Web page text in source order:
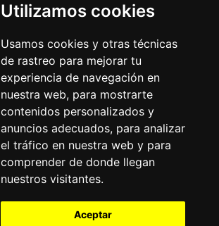
Utilizamos cookies
Usamos cookies y otras técnicas
de rastreo para mejorar tu
experiencia de navegación en
nuestra web, para mostrarte
contenidos personalizados y
anuncios adecuados, para analizar
el tráfico en nuestra web y para
comprender de donde llegan
nuestros visitantes.
Aceptar